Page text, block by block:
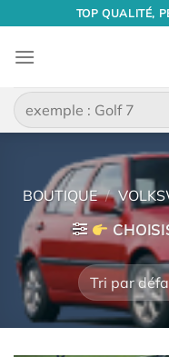
contenu
TOP QUALITÉ,
Recherche
pour :
BOUTIQUE /